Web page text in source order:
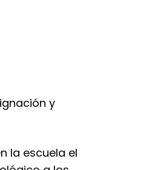
y
la escuela el